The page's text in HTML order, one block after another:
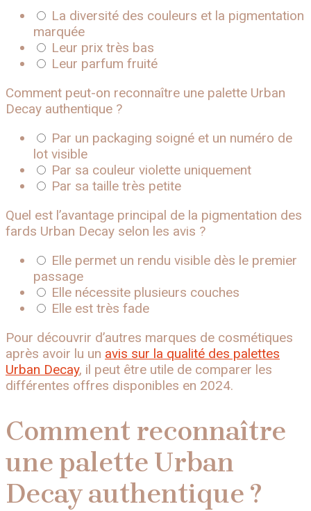
La diversité des couleurs et la pigmentation
marquée
Leur prix très bas
Leur parfum fruité
Comment peut-on reconnaître une palette Urban
Decay authentique ?
Par un packaging soigné et un numéro de
lot visible
Par sa couleur violette uniquement
Par sa taille très petite
Quel est l’avantage principal de la pigmentation des
fards Urban Decay selon les avis ?
Elle permet un rendu visible dès le premier
passage
Elle nécessite plusieurs couches
Elle est très fade
Pour découvrir d’autres marques de cosmétiques
après avoir lu un avis sur la qualité des palettes
Urban Decay, il peut être utile de comparer les
différentes offres disponibles en 2024.
Comment reconnaître
une palette Urban
Decay authentique ?